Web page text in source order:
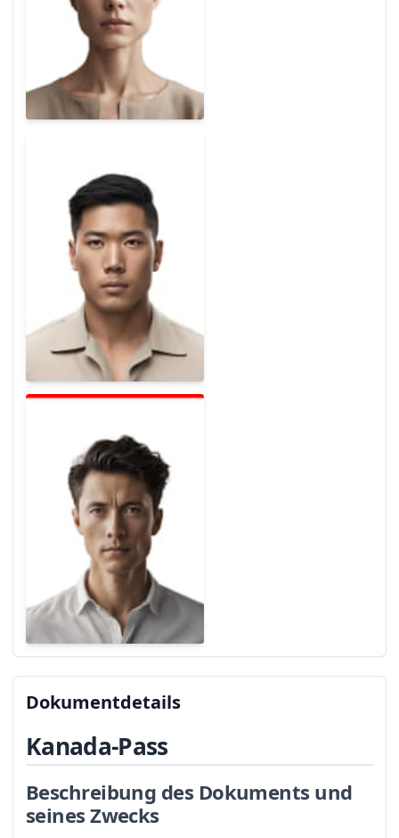
Dokumentdetails
Kanada-Pass
Beschreibung des Dokuments und
seines Zwecks